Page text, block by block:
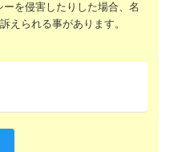
を侵害したりした場合、名
えられる事があります。